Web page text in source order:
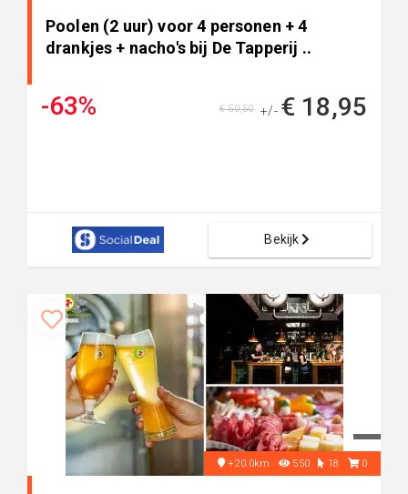
Poolen (2 uur) voor 4 personen + 4
drankjes + nacho's bij De Tapperij ..
-63% +/- € 18,95
€ 50,50
Bekijk
+20.0km 550 18 0